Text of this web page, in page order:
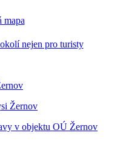
nejen pro turisty
Žernov
v objektu OÚ Žernov